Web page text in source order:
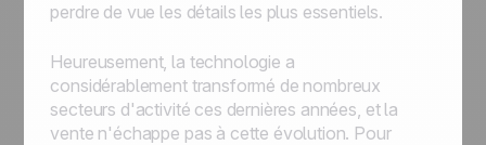
perdre de vue les détails les plus essentiels.
Heureusement, la technologie a
considérablement transformé de nombreux
secteurs d'activité ces dernières années, et la
vente n'échappe pas à cette évolution. Pour